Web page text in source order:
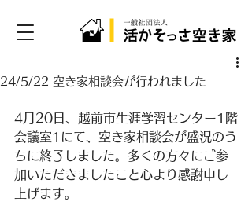
24/5/22 空き家相談会が行われました
4月20日、越前市生涯学習センター1階
会議室1にて、空き家相談会が盛況のう
ちに終了しました。多くの方々にご参
加いただきましたこと心より感謝申し
上げます。